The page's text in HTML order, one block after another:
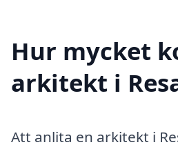
Hur mycket
arkitekt i
Att anlita en arkitekt i